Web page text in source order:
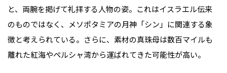
と、両腕を掲げて礼拝する人物の姿。これはイスラエル伝来
のものではなく、メソポタミアの月神「シン」に関連する象
徴と考えられている。さらに、素材の真珠母は数百マイルも
離れた紅海やペルシャ湾から運ばれてきた可能性が高い。